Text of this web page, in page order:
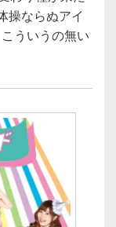
操ならぬアイ
ういうの無い